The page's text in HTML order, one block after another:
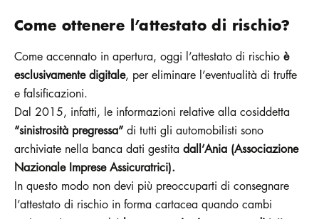
Come ottenere l’attestato di rischio?
Come accennato in apertura, oggi l’attestato di rischio è
esclusivamente digitale, per eliminare l’eventualità di truffe
e falsificazioni.
Dal 2015, infatti, le informazioni relative alla cosiddetta
“sinistrosità pregressa” di tutti gli automobilisti sono
archiviate nella banca dati gestita dall’Ania (Associazione
Nazionale Imprese Assicuratrici).
In questo modo non devi più preoccuparti di consegnare
l’attestato di rischio in forma cartacea quando cambi